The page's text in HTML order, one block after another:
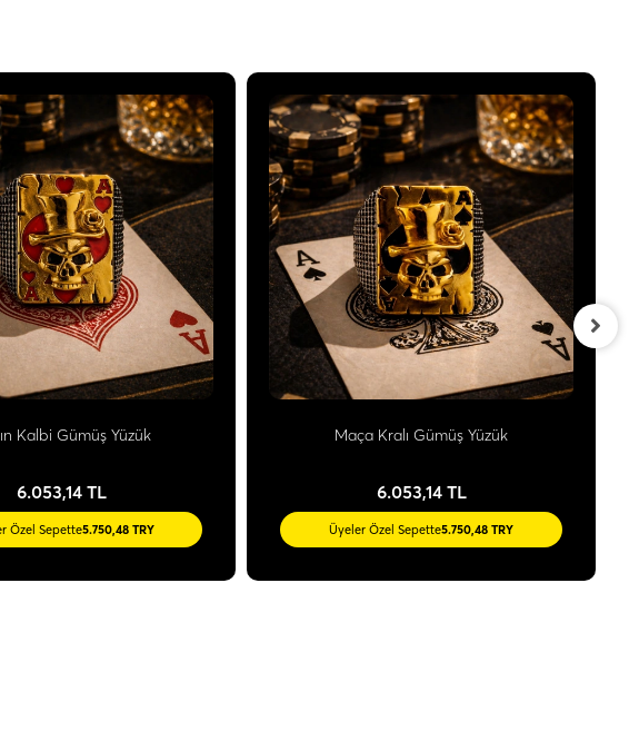
Kalbi Gümüş Yüzük
6.053,14 TL
Özel Sepette5.750,48 TRY
Maça Kralı Gümüş Yüzük
6.053,14 TL
Üyeler Özel Sepette5.750,48 TRY